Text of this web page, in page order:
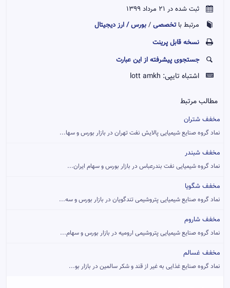
ثبت شده در 21 مرداد 1399
مرتبط باتخصصی /بورس / ارز دیجیتال
نسخه قابل پرينت
جستجوی پیشرفته از این عبارت
اشتباه تایپی: lott amkh
مطالب مرتبط
مخفف شتران
نماد گروه صنایع شیمیایی پالایش نفت تهران در بازار بورس و سها...
مخفف شبندر
نماد گروه شیمیایی نفت بندرعباس در بازار بورس و سهام ایران...
مخفف شگویا
نماد گروه صنایع شیمیایی پتروشيمی تندگويان در بازار بورس و سه...
مخفف شاروم
نماد گروه صنایع شیمیایی پتروشيمی اروميه در بازار بورس و سهام...
مخفف غسالم
نماد گروه صنایع غذایی به غیر از قند و شکر سالمین در بازار بو...